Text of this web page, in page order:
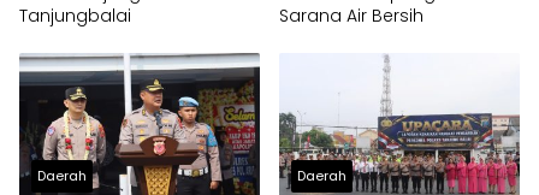
Tanjungbalai
Sarana Air Bersih
Daerah Daerah